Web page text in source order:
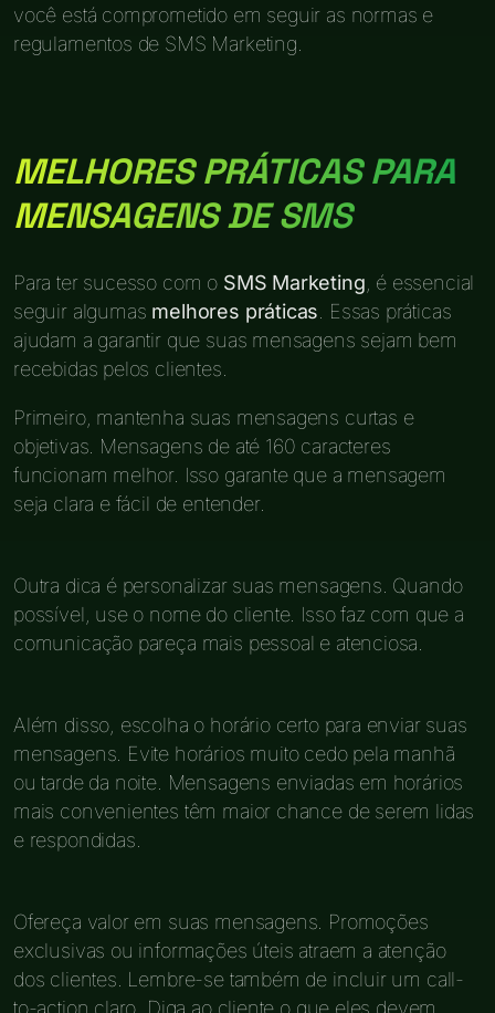
você está comprometido em seguir as normas e
regulamentos de SMS Marketing.
MELHORES PRÁTICAS PARA
MENSAGENS DE SMS
Para ter sucesso com o SMS Marketing , é essencial
seguir algumas melhores práticas . Essas práticas
ajudam a garantir que suas mensagens sejam bem
recebidas pelos clientes.
Primeiro, mantenha suas mensagens curtas e
objetivas. Mensagens de até 160 caracteres
funcionam melhor. Isso garante que a mensagem
seja clara e fácil de entender.
Outra dica é personalizar suas mensagens. Quando
possível, use o nome do cliente. Isso faz com que a
comunicação pareça mais pessoal e atenciosa.
Além disso, escolha o horário certo para enviar suas
mensagens. Evite horários muito cedo pela manhã
ou tarde da noite. Mensagens enviadas em horários
mais convenientes têm maior chance de serem lidas
e respondidas.
Ofereça valor em suas mensagens. Promoções
exclusivas ou informações úteis atraem a atenção
dos clientes. Lembre-se também de incluir um call-
to-action claro. Diga ao cliente o que eles devem